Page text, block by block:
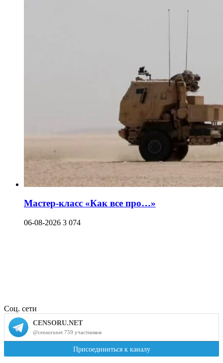
Мастер-класс «Как все про…»
06-08-2026 3 074
Соц. сети